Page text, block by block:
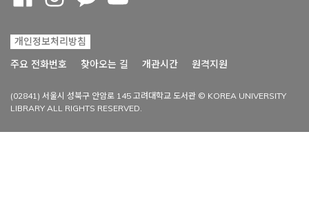
개인정보처리방침
주요 전화번호
찾아오는 길 개관시간 원격지원
(02841) 서울시 성북구 안암로 145 고려대학교 도서관 © KOREA UNIVERSITY
LIBRARY ALL RIGHTS RESERVED.